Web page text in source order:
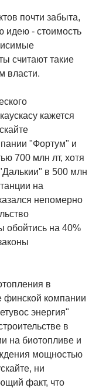
почти забыта,
идею - стоимость
считают такие
власти.
кажется
"Фортум" и
700 млн лт, хотя
в 500 млн
на
непомерно
обойтись на 40%
в
финской компании
энергия"
в
на биотопливе и
мощностью
ни
факт, что